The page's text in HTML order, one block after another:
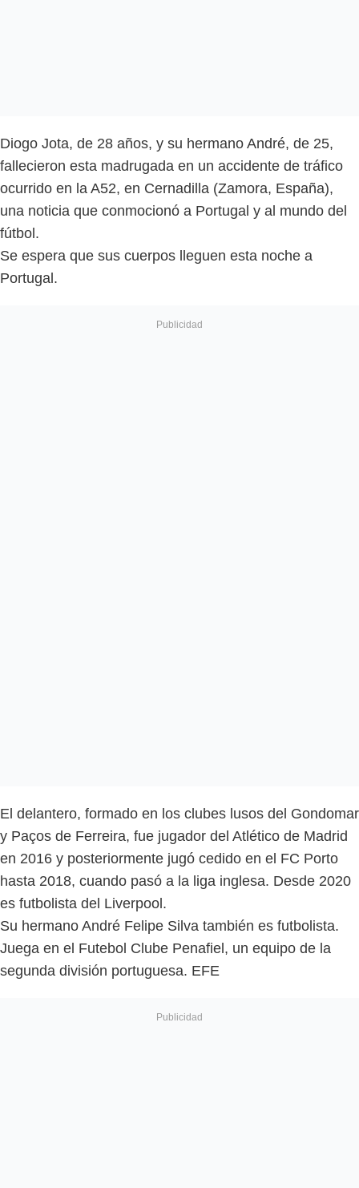
Diogo Jota, de 28 años, y su hermano André, de 25,
fallecieron esta madrugada en un accidente de tráfico
ocurrido en la A52, en Cernadilla (Zamora, España),
una noticia que conmocionó a Portugal y al mundo del
fútbol.
Se espera que sus cuerpos lleguen esta noche a
Portugal.
El delantero, formado en los clubes lusos del Gondomar
y Paços de Ferreira, fue jugador del Atlético de Madrid
en 2016 y posteriormente jugó cedido en el FC Porto
hasta 2018, cuando pasó a la liga inglesa. Desde 2020
es futbolista del Liverpool.
Su hermano André Felipe Silva también es futbolista.
Juega en el Futebol Clube Penafiel, un equipo de la
segunda división portuguesa. EFE